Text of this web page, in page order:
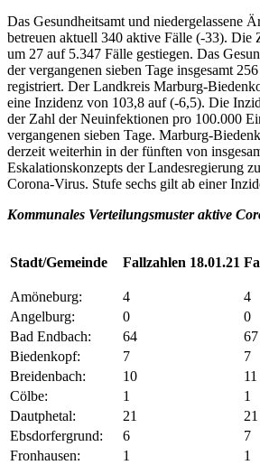
Das Gesundheitsamt und niedergelassene
betreuen aktuell 340 aktive Fälle (-33). Die
um 27 auf 5.347 Fälle gestiegen. Das
der vergangenen sieben Tage insgesamt
registriert. Der Landkreis Marburg-
eine Inzidenz von 103,8 auf (-6,5). Die
der Zahl der Neuinfektionen pro 100.000
vergangenen sieben Tage. Marburg-
derzeit weiterhin in der fünften von
Eskalationskonzepts der Landesregierung
Corona-Virus. Stufe sechs gilt ab einer
Kommunales Verteilungsmuster aktive
Stadt/Gemeinde Fallzahlen 18.01.21
Amöneburg: 4
4
Angelburg:
0
0
Bad Endbach:
64
67
Biedenkopf:
7
7
Breidenbach:
10
11
Cölbe:
1
1
Dautphetal:
21
21
Ebsdorfergrund:
6
7
Fronhausen:
1
1